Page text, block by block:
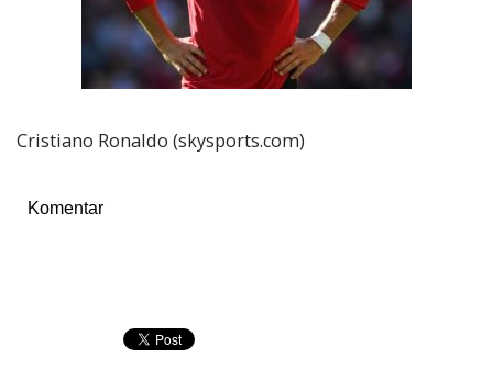
Cristiano Ronaldo (skysports.com)
Komentar